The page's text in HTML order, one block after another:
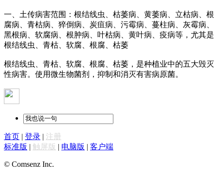
一、土传病害范围：根结线虫、枯萎病、黄萎病、立枯病、根
腐病、青枯病、猝倒病、炭疽病、污霉病、蔓柱病、灰霉病、
黑根病、软腐病、根肿病、叶枯病、黄叶病、疫病等，尤其是
根结线虫、青枯、软腐、根腐、枯萎
根结线虫、青枯、软腐、根腐、枯萎，是种植业中的五大毁灭
性病害。使用微生物菌剂，抑制和消灭有害病原菌。
首页 | 登录 | 注册
标准版 | 触屏版 | 电脑版 | 客户端
© Comsenz Inc.